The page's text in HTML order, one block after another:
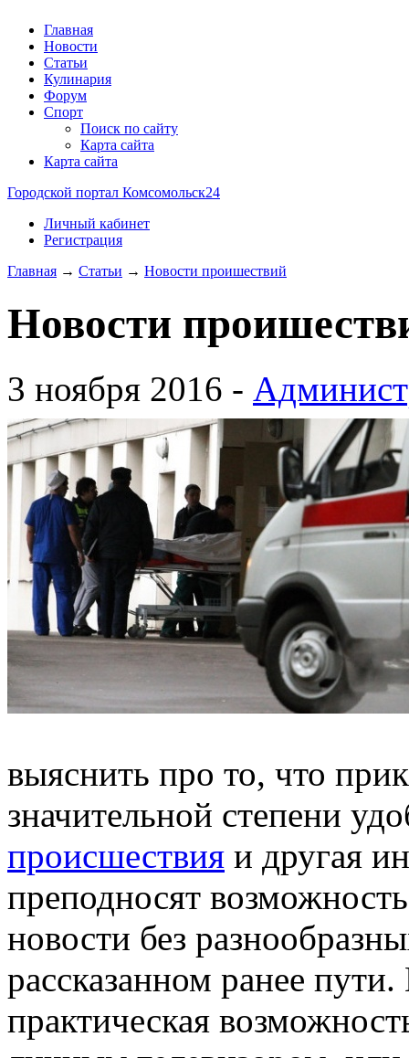
Главная
Новости
Статьи
Кулинария
Форум
Спорт
Поиск по сайту
Карта сайта
Карта сайта
Городской портал Комсомольск24
Личный кабинет
Регистрация
Главная → Статьи → Новости проишествий
Новости
3 ноября 2016 -
выяснить про то, что
значительной степени
происшествия и другая
преподносят
новости без
рассказанном ранее
практическая